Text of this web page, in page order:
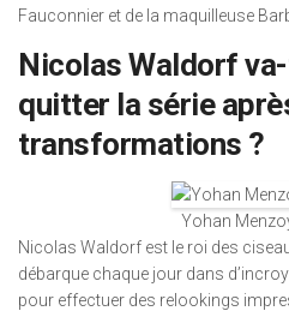
Fauconnier et de la maquilleuse
Nicolas Waldorf
quitter la série
transformations ?
Yohan
Nicolas Waldorf est le roi des
débarque chaque jour dans
pour effectuer des relookings